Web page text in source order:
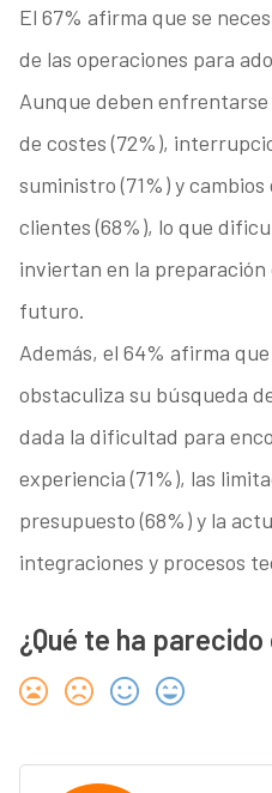
El 67% afirma que se
de las operaciones para
Aunque deben
de costes (72%),
suministro (71%) y
clientes (68%), lo que
inviertan en la preparación
futuro.
Además, el 64% afirma
obstaculiza su búsqueda
dada la dificultad para
experiencia (71%), las
presupuesto (68%) y la
integraciones y procesos
¿Qué te ha